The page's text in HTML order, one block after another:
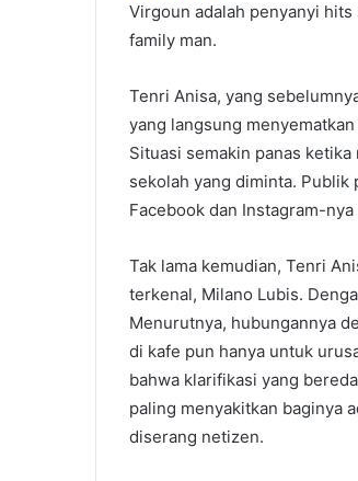
Virgoun adalah penyanyi
family man.
Tenri Anisa, yang
yang langsung
Situasi semakin panas
sekolah yang diminta.
Facebook dan Instagram-
Tak lama kemudian, Tenri
terkenal, Milano Lubis.
Menurutnya, hubungannya
di kafe pun hanya untuk
bahwa klarifikasi yang
paling menyakitkan baginya
diserang netizen.